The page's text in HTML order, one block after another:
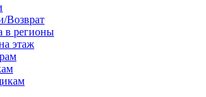
Возврат
в регионы
этаж